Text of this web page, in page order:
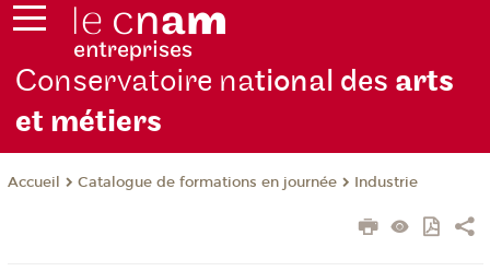
Conservatoire national des arts
et métiers
Accueil Catalogue de formations en journée Industrie